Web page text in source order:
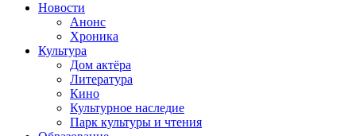
Новости
Анонс
Хроника
Культура
Дом актёра
Литература
Кино
Культурное наследие
Парк культуры и чтения